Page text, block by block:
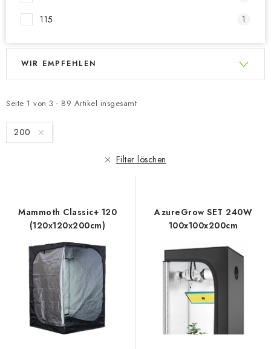
115
1
L
t
e
d
Seite 1 von 3 - 89 Artikel insgesamt
P
d
u
k
WIR EMPFEHLEN
200
Filter löschen
Mammoth Classic+ 120
(120x120x200cm)
AzureGrow SET 240W
100x100x200cm